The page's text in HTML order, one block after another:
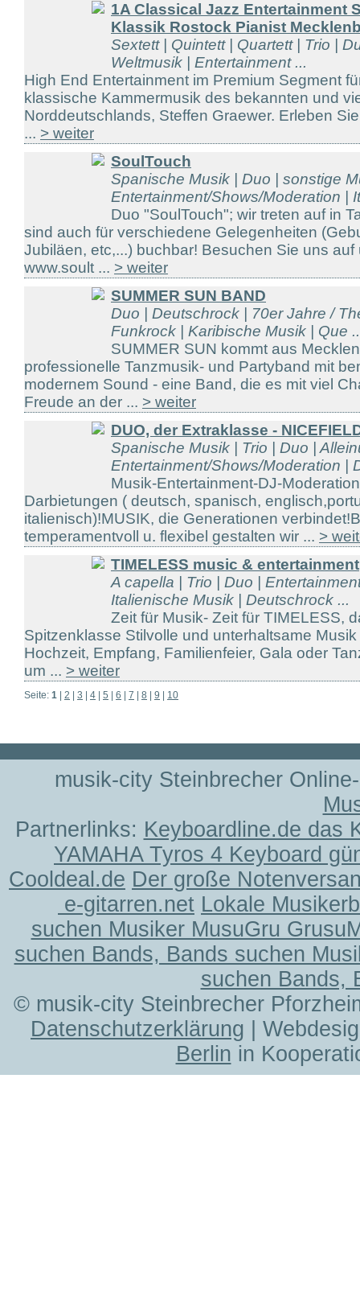
1A Classical Jazz Entertainment
Klassik Rostock Pianist
Sextett | Quintett | Quartett | Trio |
Weltmusik | Entertainment ...
High End Entertainment im Premium Segment
klassische Kammermusik des bekannten und
Norddeutschlands, Steffen Graewer. Erleben
... > weiter
SoulTouch
Spanische Musik | Duo | sonstige
Entertainment/Shows/Moderation |
Duo "SoulTouch"; wir treten auf in
sind auch für verschiedene Gelegenheiten
Jubiläen, etc,...) buchbar! Besuchen Sie uns
www.soult ... > weiter
SUMMER SUN BAND
Duo | Deutschrock | 70er Jahre /
Funkrock | Karibische Musik | Que
SUMMER SUN kommt aus
professionelle Tanzmusik- und Partyband mit
modernem Sound - eine Band, die es mit viel
Freude an der ... > weiter
DUO, der Extraklasse -
Spanische Musik | Trio | Duo |
Entertainment/Shows/Moderation |
Musik-Entertainment-DJ-
Darbietungen ( deutsch, spanisch,
italienisch)!MUSIK, die Generationen
temperamentvoll u. flexibel gestalten wir ... >
TIMELESS music & entertainment
A capella | Trio | Duo |
Italienische Musik | Deutschrock ...
Zeit für Musik- Zeit für TIMELESS,
Spitzenklasse Stilvolle und unterhaltsame
Hochzeit, Empfang, Familienfeier, Gala oder
um ... > weiter
Seite: 1 2 3 4 5 6 7 8 9 10
musik-city Steinbrecher
Partnerlinks: Keyboardline.de das
YAMAHA Tyros 4 Keyboard
Cooldeal.de Der große
e-gitarren.net Lokale
suchen Musiker MusuGru
suchen Bands, Bands suchen
suchen Bands,
© musik-city Steinbrecher
Datenschutzerklärung |
Berlin in